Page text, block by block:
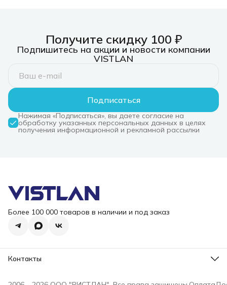
Получите скидку 100 ₽
Подпишитесь на акции и новости компании
VISTLAN
Подписаться
Нажимая «Подписаться», вы даете согласие на
обработку указанных персональных данных в целях
получения информационной и рекламной рассылки
Более 100 000 товаров в наличии и под заказ
Контакты